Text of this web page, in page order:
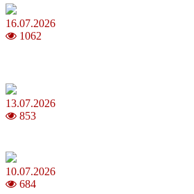
16.07.2026
1062
13.07.2026
853
10.07.2026
684